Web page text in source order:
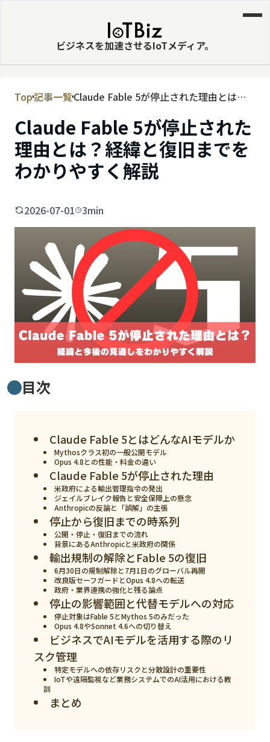
ビジネスを加速させるIoTメディア。
MVNE
エッジ
LPWA
DaaS
PaaS
ビッグデータ
MNO
MVNO
スマート漁業
PR
5G
クラウド
スマート〇〇
スマート農業
ドローン
ロボット
スマート物流
ニュース
デジタルサイネージ
カメラ
Top記事一覧Claude Fable 5が停止された理由とは？
Claude Fable 5が停止された
理由とは？経緯と復旧までを
わかりやすく解説
2026-07-01 3min
目次
Claude Fable 5とはどんなAIモデルか
Mythosクラス初の一般公開モデル
Opus 4.8との性能・料金の違い
Claude Fable 5が停止された理由
米政府による輸出管理指令の発出
ジェイルブレイク報告と安全保障上の懸念
Anthropicの反論と「誤解」の主張
停止から復旧までの時系列
公開・停止・復旧までの流れ
背景にあるAnthropicと米政府の関係
輸出規制の解除とFable 5の復旧
6月30日の規制解除と7月1日のグローバル再開
改良版セーフガードとOpus 4.8への転送
政府・業界連携の強化と残る論点
停止の影響範囲と代替モデルへの対応
停止対象はFable 5とMythos 5のみだった
Opus 4.8やSonnet 4.6への切り替え
ビジネスでAIモデルを活用する際のリ
スク管理
特定モデルへの依存リスクと分散設計の重要性
IoTや遠隔監視など業務システムでのAI活用における教
訓
まとめ